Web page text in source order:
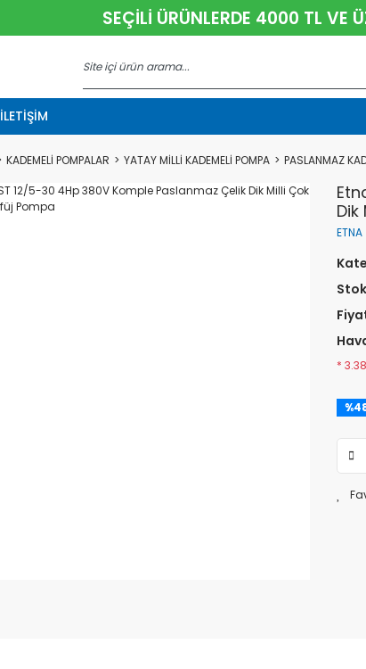
SEÇİLİ ÜRÜNLERDE 4000 TL VE
İLETİŞİM
KADEMELİ POMPALAR YATAY MİLLİ KADEMELİ POMPA PASLANMAZ
ETNA
*